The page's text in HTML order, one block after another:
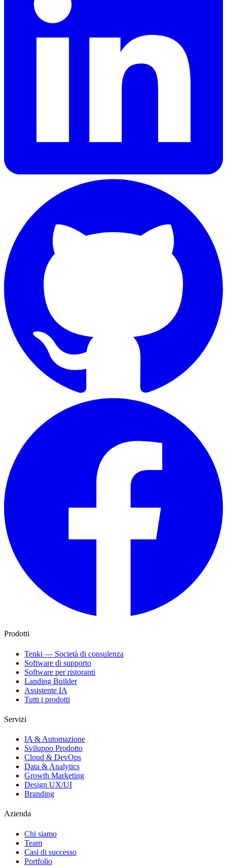
Prodotti
Tenki — Società di consulenza
Software di supporto
Software per ristoranti
Landing Builder
Assistente IA
Tutti i prodotti
Servizi
IA & Automazione
Sviluppo Prodotto
Cloud & DevOps
Data & Analytics
Growth Marketing
Design UX/UI
Branding
Azienda
Chi siamo
Team
Casi di successo
Portfolio